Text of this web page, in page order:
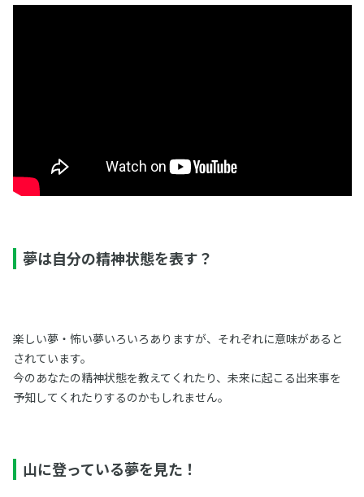
夢は自分の精神状態を表す？
楽しい夢・怖い夢いろいろありますが、それぞれに意味があると
されています。
今のあなたの精神状態を教えてくれたり、未来に起こる出来事を
予知してくれたりするのかもしれません。
山に登っている夢を見た！